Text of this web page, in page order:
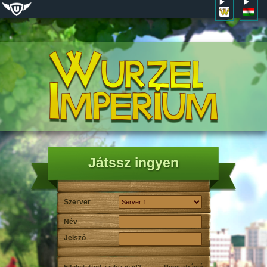
Játssz ingyen
Szerver
Név
Jelszó